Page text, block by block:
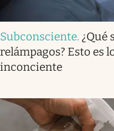
Subconsciente. ¿Qué
relámpagos? Esto es
inconciente